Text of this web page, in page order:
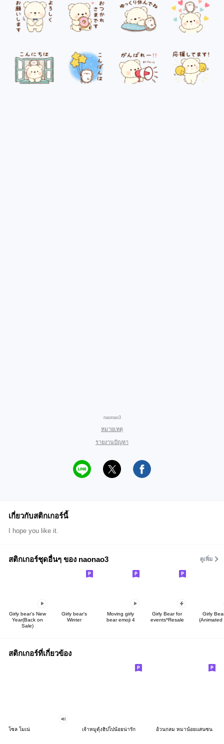
naonao3
หมายเหตุ
รายงานปัญหา
เกี่ยวกับสติกเกอร์นี้
I hope you like it.
สติกเกอร์ชุดอื่นๆ ของ naonao3 ดูเพิ่ม
Girly bear's New
Year(Back on
Sale)
Girly bear's
Winter
Moving girly
bear emoji 4
Girly Bear for
events*Resale
Girly
(Animated
สติกเกอร์ที่เกี่ยวข้อง
โซล โมเน่ เจ้าหมูดุ้งฮิปโปน้อยน่ารัก อ้วนกลม หมาน้อยแสนซน